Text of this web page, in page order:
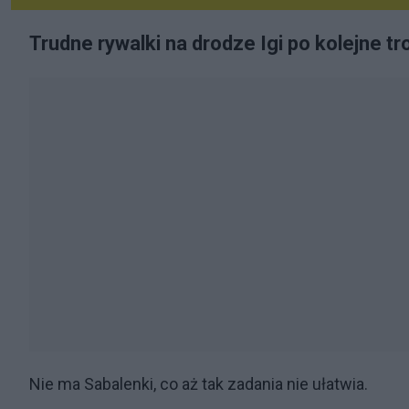
Trudne rywalki na drodze Igi po kolejne
Nie ma Sabalenki, co aż tak zadania nie ułatwia.